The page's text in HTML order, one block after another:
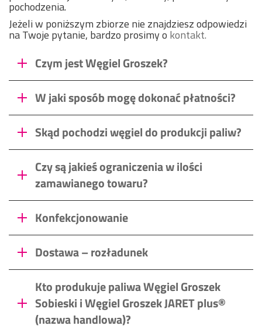
pochodzenia.
Jeżeli w poniższym zbiorze nie znajdziesz odpowiedzi
na Twoje pytanie, bardzo prosimy o kontakt.
Czym jest Węgiel Groszek?
W jaki sposób mogę dokonać płatności?
Skąd pochodzi węgiel do produkcji paliw?
Czy są jakieś ograniczenia w ilości
zamawianego towaru?
Konfekcjonowanie
Dostawa – rozładunek
Kto produkuje paliwaWęgiel Groszek
SobieskiiWęgiel Groszek JARET plus®
(nazwa handlowa)?